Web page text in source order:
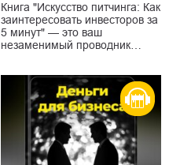
Книга "Искусство питчинга: Как
заинтересовать инвесторов за
5 минут" — это ваш
незаменимый проводник…